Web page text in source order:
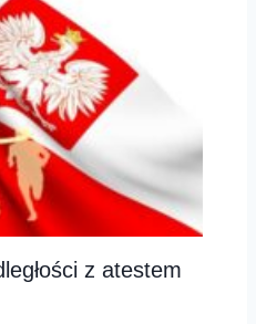
z atestem